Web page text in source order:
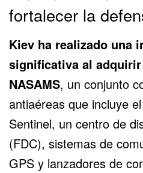
fortalecer la
Kiev ha realizado una
significativa al
NASAMS, un conjunto
antiaéreas que incluye
Sentinel, un centro de
(FDC), sistemas de
GPS y lanzadores de